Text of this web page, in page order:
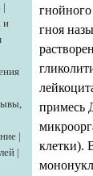
|
и
|
|
гноя
примесь
клетки).